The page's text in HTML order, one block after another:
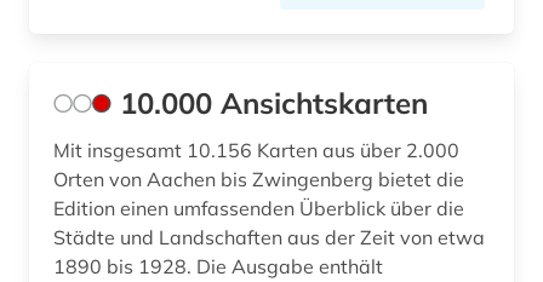
antikolonialismus (2)
antisemitismus (7)
antisemitismus (motiv) (1)
antisemitismusforschung (1)
10.000 Ansichtskarten
Mit insgesamt 10.156 Karten aus über 2.000
Orten von Aachen bis Zwingenberg bietet die
Edition einen umfassenden Überblick über die
Städte und Landschaften aus der Zeit von etwa
1890 bis 1928. Die Ausgabe enthält